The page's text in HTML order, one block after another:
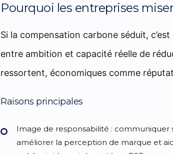
Pourquoi les entreprises
Si la compensation carbone séduit,
entre ambition et capacité réelle de
ressortent, économiques comme
Raisons principales
Image de responsabilité : communiquer
améliorer la perception de marque et